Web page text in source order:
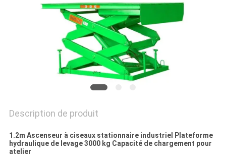
POLITIQUE
Description de produit
1.2m Ascenseur à ciseaux stationnaire industriel Plateforme
hydraulique de levage 3000 kg Capacité de chargement pour
atelier